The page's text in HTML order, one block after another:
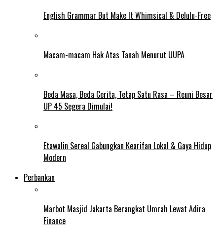
English Grammar But Make It Whimsical & Delulu-Free
Macam-macam Hak Atas Tanah Menurut UUPA
Beda Masa, Beda Cerita, Tetap Satu Rasa – Reuni Besar
UP 45 Segera Dimulai!
Etawalin Sereal Gabungkan Kearifan Lokal & Gaya Hidup
Modern
Perbankan
Marbot Masjid Jakarta Berangkat Umrah Lewat Adira
Finance